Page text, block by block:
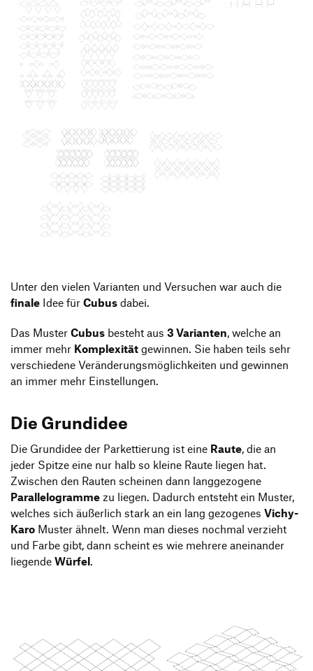
Unter den vielen Varianten und Versuchen war auch die
finale Idee für Cubus dabei.
Das Muster Cubus besteht aus 3 Varianten, welche an
immer mehr Komplexität gewinnen. Sie haben teils sehr
verschiedene Veränderungsmöglichkeiten und gewinnen
an immer mehr Einstellungen.
Die Grundidee
Die Grundidee der Parkettierung ist eine Raute, die an
jeder Spitze eine nur halb so kleine Raute liegen hat.
Zwischen den Rauten scheinen dann langgezogene
Parallelogramme zu liegen. Dadurch entsteht ein Muster,
welches sich äußerlich stark an ein lang gezogenes Vichy-
Karo Muster ähnelt. Wenn man dieses nochmal verzieht
und Farbe gibt, dann scheint es wie mehrere aneinander
liegende Würfel.